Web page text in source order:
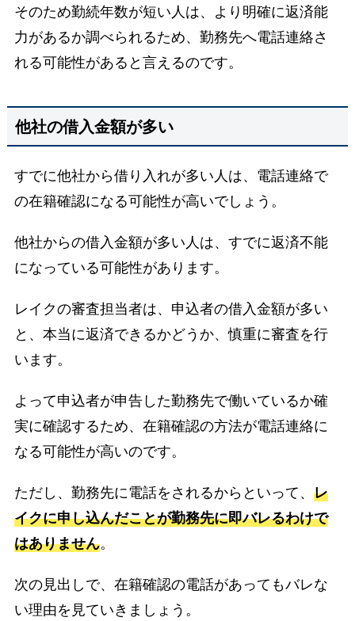
そのため勤続年数が短い人は、より明確に返済能
力があるか調べられるため、勤務先へ電話連絡さ
れる可能性があると言えるのです。
他社の借入金額が多い
すでに他社から借り入れが多い人は、電話連絡で
の在籍確認になる可能性が高いでしょう。
他社からの借入金額が多い人は、すでに返済不能
になっている可能性があります。
レイクの審査担当者は、申込者の借入金額が多い
と、本当に返済できるかどうか、慎重に審査を行
います。
よって申込者が申告した勤務先で働いているか確
実に確認するため、在籍確認の方法が電話連絡に
なる可能性が高いのです。
ただし、勤務先に電話をされるからといって、 レ
イクに申し込んだことが勤務先に即バレるわけで
はありません。
次の見出しで、在籍確認の電話があってもバレな
い理由を見ていきましょう。